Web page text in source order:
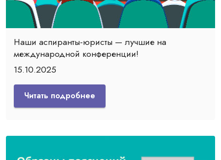
Наши аспиранты-юристы — лучшие на
международной конференции!
15.10.2025
Читать подробнее